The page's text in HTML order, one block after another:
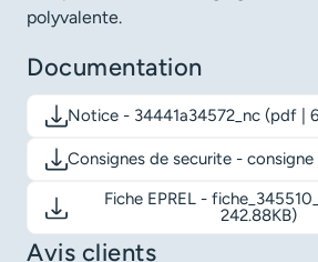
polyvalente.
Documentation
Notice - 34441a34572_nc (pdf |
Télécharger le document: Notice -
Consignes de securite -
Télécharger le document: Consignes
Fiche EPREL -
242.88KB)
Télécharger le document: Fiche
Avis clients